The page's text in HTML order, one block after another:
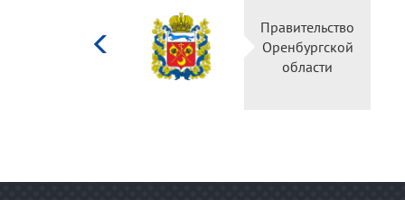
Министерство
культуры
Российской